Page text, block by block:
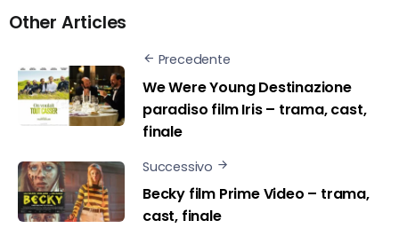
Other Articles
Precedente
We Were Young Destinazione
paradiso film Iris – trama, cast,
finale
Successivo
Becky film Prime Video – trama,
cast, finale